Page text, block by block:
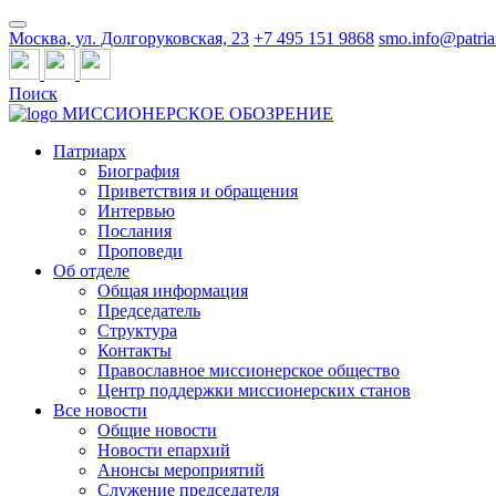
Москва, ул. Долгоруковская, 23 +7 495 151 9868
Поиск
МИССИОНЕРСКОЕ ОБОЗРЕНИЕ
Патриарх
Биография
Приветствия и обращения
Интервью
Послания
Проповеди
Об отделе
Общая информация
Председатель
Структура
Контакты
Православное миссионерское общество
Центр поддержки миссионерских станов
Все новости
Общие новости
Новости епархий
Анонсы мероприятий
Служение председателя